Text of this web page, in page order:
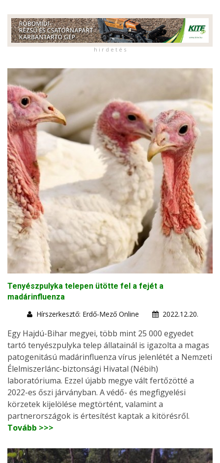
h i r d e t é s
Tenyészpulyka telepen ütötte fel a fejét a
madárinfluenza
Hírszerkesztő: Erdő-Mező Online
2022.12.20.
Egy Hajdú-Bihar megyei, több mint 25 000 egyedet
tartó tenyészpulyka telep állatainál is igazolta a magas
patogenitású madárinfluenza vírus jelenlétét a Nemzeti
Élelmiszerlánc-biztonsági Hivatal (Nébih)
laboratóriuma. Ezzel újabb megye vált fertőzötté a
2022-es őszi járványban. A védő- és megfigyelési
körzetek kijelölése megtörtént, valamint a
partnerországok is értesítést kaptak a kitörésről.
Tovább >>>